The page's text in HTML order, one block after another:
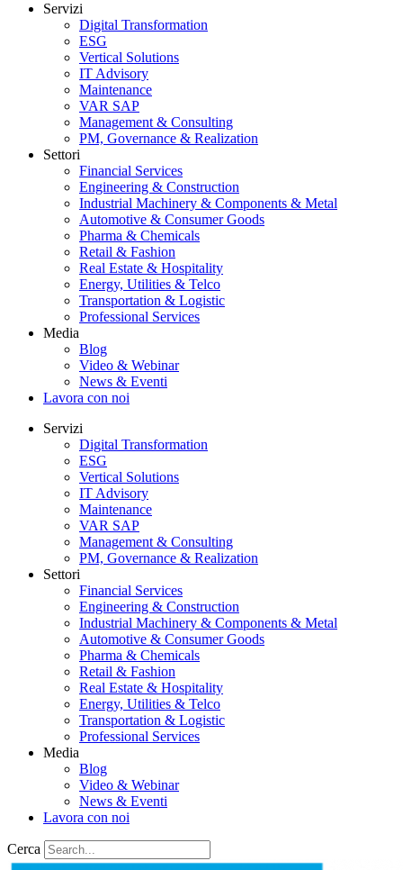
Servizi
Digital Transformation
ESG
Vertical Solutions
IT Advisory
Maintenance
VAR SAP
Management & Consulting
PM, Governance & Realization
Settori
Financial Services
Engineering & Construction
Industrial Machinery & Components & Metal
Automotive & Consumer Goods
Pharma & Chemicals
Retail & Fashion
Real Estate & Hospitality
Energy, Utilities & Telco
Transportation & Logistic
Professional Services
Media
Blog
Video & Webinar
News & Eventi
Lavora con noi
Servizi
Digital Transformation
ESG
Vertical Solutions
IT Advisory
Maintenance
VAR SAP
Management & Consulting
PM, Governance & Realization
Settori
Financial Services
Engineering & Construction
Industrial Machinery & Components & Metal
Automotive & Consumer Goods
Pharma & Chemicals
Retail & Fashion
Real Estate & Hospitality
Energy, Utilities & Telco
Transportation & Logistic
Professional Services
Media
Blog
Video & Webinar
News & Eventi
Lavora con noi
Cerca